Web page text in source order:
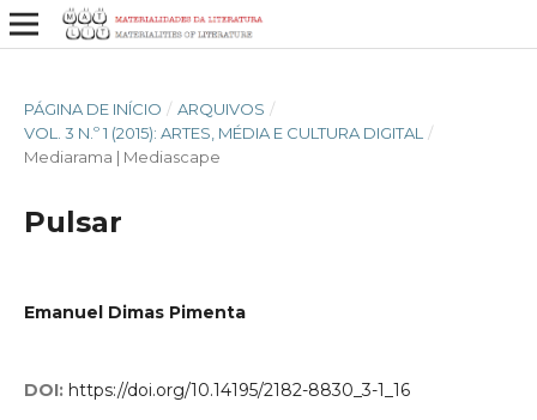
PÁGINA DE INÍCIO / ARQUIVOS /
VOL. 3 N.º 1 (2015): ARTES, MÉDIA E CULTURA DIGITAL
/
Mediarama | Mediascape
Pulsar
Emanuel Dimas Pimenta
DOI: https://doi.org/10.14195/2182-8830_3-1_16